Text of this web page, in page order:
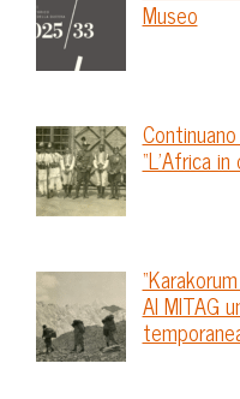
Museo
“L’Africa
Al MITAG